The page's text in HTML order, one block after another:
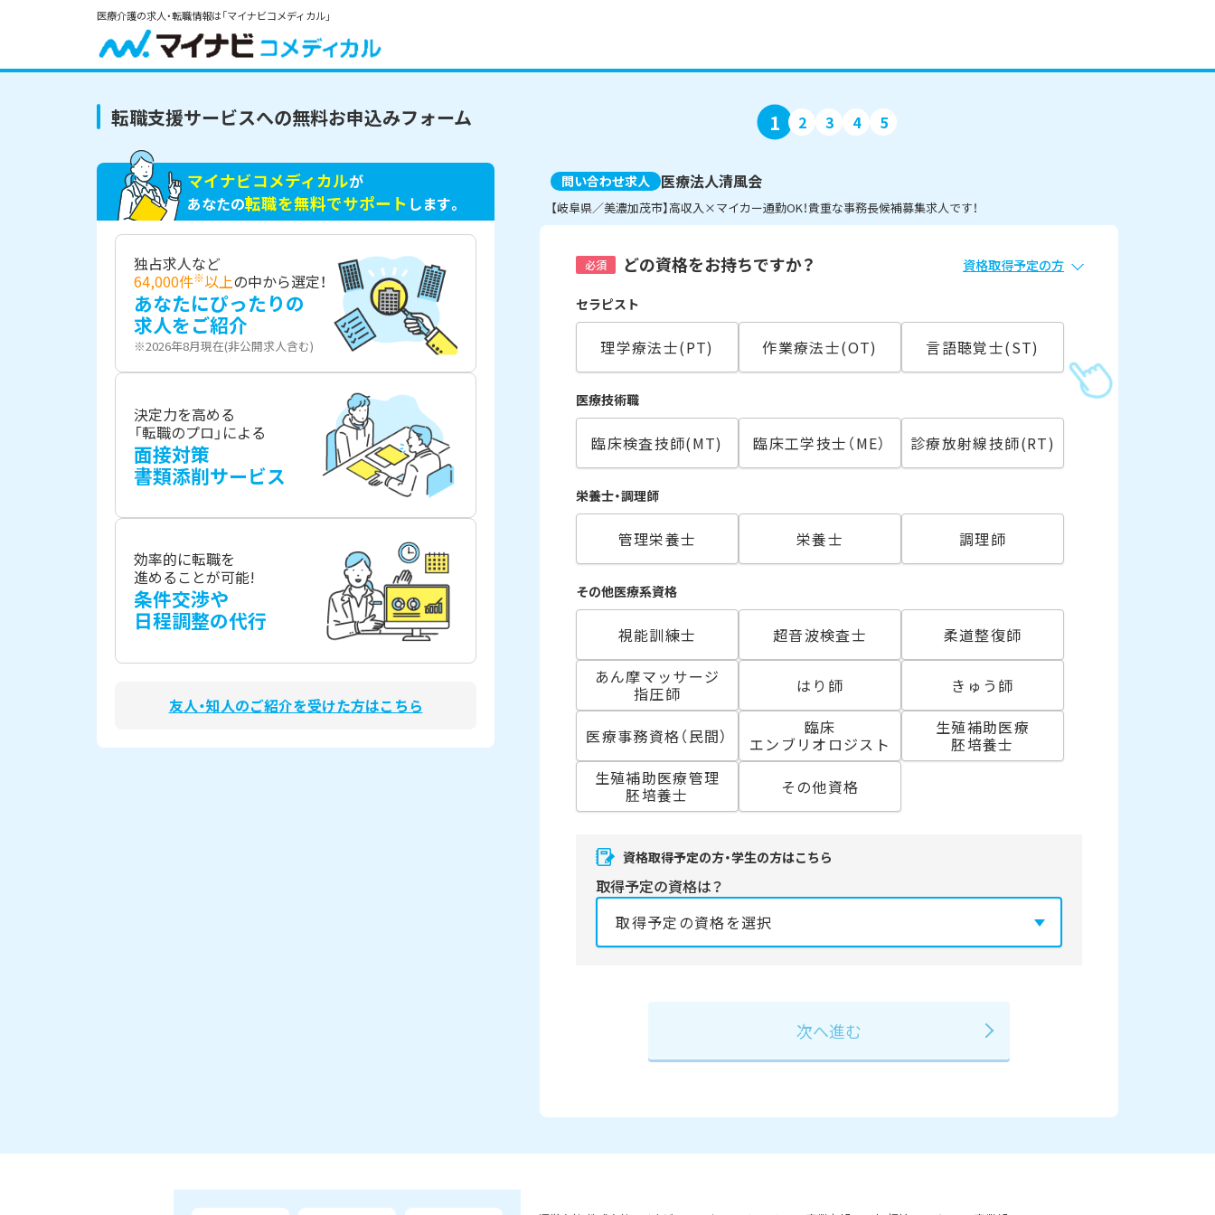
医療介護の求人・転職情報は「マイナビコメディカル」
転職支援サービスへの無料お申込みフォーム 1 2 3 4 5
問い合わせ求人 医療法人清風会
【岐阜県／美濃加茂市】高収入×マイカー通勤OK！貴重な事務長候補募集求人です！
必須 どの資格をお持ちですか？ 資格取得予定の方
セラピスト
理学療法士(PT) 作業療法士(OT) 言語聴覚士(ST)
医療技術職
臨床検査技師(MT) 臨床工学技士（ME） 診療放射線技師(RT)
栄養士・調理師
管理栄養士 栄養士 調理師
その他医療系資格
視能訓練士 超音波検査士
柔道整復師
あん摩マッサージ
指圧師 はり師 きゅう師
医療事務資格（民間） 臨床
エンブリオロジスト
生殖補助医療
胚培養士
生殖補助医療管理
胚培養士 その他資格
資格取得予定の方・学生の方はこちら
取得予定の資格は？
マイナビコメディカルが
あなたの転職を無料でサポート します。
独占求人など
64,000件※以上の中から選定！
あなたにぴったりの
求人をご紹介
※2026年8月現在(非公開求人含む)
決定力を高める
「転職のプロ」による
面接対策
書類添削サービス
効率的に転職を
進めることが可能!
条件交渉や
日程調整の代行
友人・知人のご紹介を受けた方はこちら